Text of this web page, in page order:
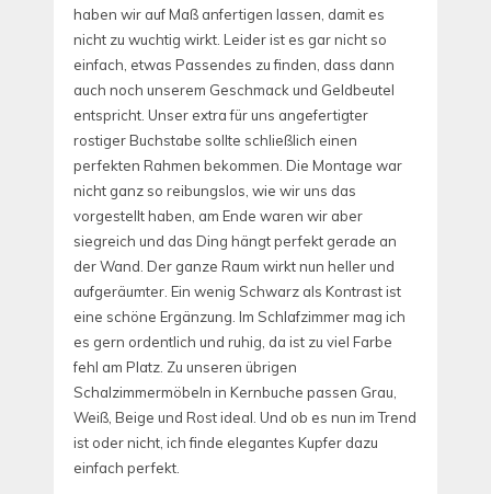
haben wir auf Maß anfertigen lassen, damit es
nicht zu wuchtig wirkt. Leider ist es gar nicht so
einfach, etwas Passendes zu finden, dass dann
auch noch unserem Geschmack und Geldbeutel
entspricht. Unser extra für uns angefertigter
rostiger Buchstabe sollte schließlich einen
perfekten Rahmen bekommen. Die Montage war
nicht ganz so reibungslos, wie wir uns das
vorgestellt haben, am Ende waren wir aber
siegreich und das Ding hängt perfekt gerade an
der Wand. Der ganze Raum wirkt nun heller und
aufgeräumter. Ein wenig Schwarz als Kontrast ist
eine schöne Ergänzung. Im Schlafzimmer mag ich
es gern ordentlich und ruhig, da ist zu viel Farbe
fehl am Platz. Zu unseren übrigen
Schalzimmermöbeln in Kernbuche passen Grau,
Weiß, Beige und Rost ideal. Und ob es nun im Trend
ist oder nicht, ich finde elegantes Kupfer dazu
einfach perfekt.